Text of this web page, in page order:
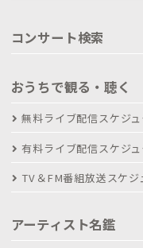
コンサート検索
おうちで観る・聴く
無料ライブ配信スケジ
有料ライブ配信スケジ
TV＆FM番組放送スケジ
アーティスト名鑑